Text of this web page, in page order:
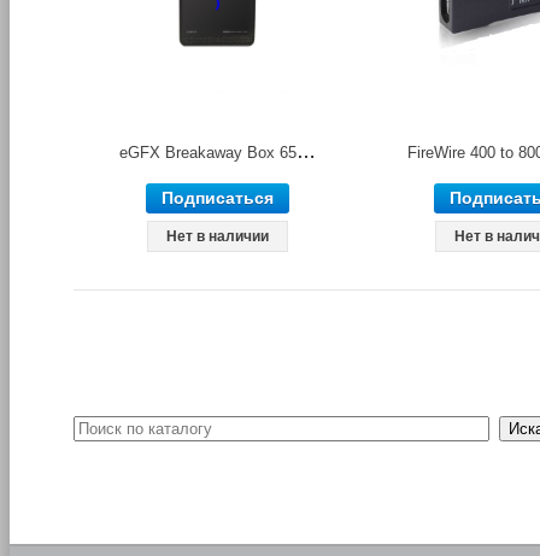
eGFX Breakaway Box 650 внешний контейнер для подключения PCI-E видеокарты Sonnet
Подписаться
Нет в наличии Нет в